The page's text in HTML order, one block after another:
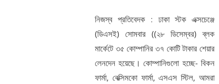
নিজস্ব প্রতিবেদক : ঢাকা স্টক এক্সচেঞ্জে
(ডিএসই) সোমবার ((২৮ ডিসেম্বর) ব্লক
মার্কেটে ৩৫ কোম্পানির ৩৭ কোটি টাকার শেয়ার
লেনদেন হয়েছে। কোম্পানিগুলো হচ্ছে- বিকন
ফার্মা, বেক্সিমকো ফার্মা, এসএস স্টিল, আমরা